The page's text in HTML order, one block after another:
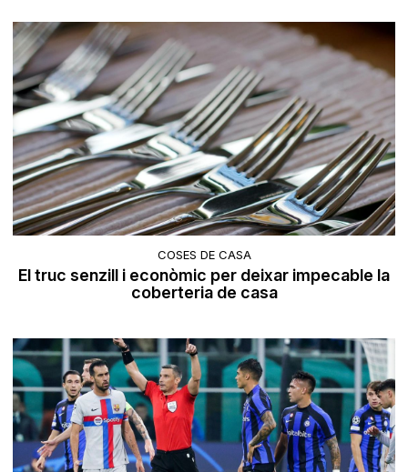
COSES DE CASA
El truc senzill i econòmic per deixar impecable la
coberteria de casa